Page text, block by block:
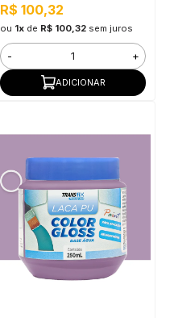
R$ 100,32
ou 1xde R$ 100,32 sem juros
- +
ADICIONAR